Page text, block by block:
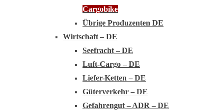
Cargobike
Übrige Produzenten DE
Wirtschaft – DE
Seefracht – DE
Luft-Cargo – DE
Liefer-Ketten – DE
Güterverkehr – DE
Gefahrengut – ADR – DE